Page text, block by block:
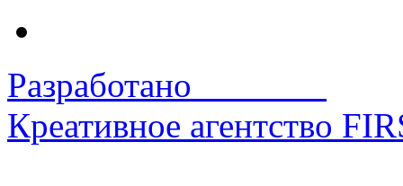
Разработано
Креативное агентство